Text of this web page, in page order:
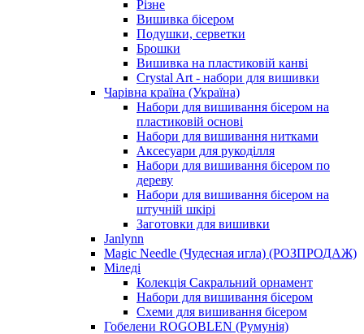
Різне
Вишивка бісером
Подушки, серветки
Брошки
Вишивка на пластиковій канві
Crystal Art - набори для вишивки
Чарівна країна (Україна)
Набори для вишивання бісером на
пластиковій основі
Набори для вишивання нитками
Аксесуари для рукоділля
Набори для вишивання бісером по
дереву
Набори для вишивання бісером на
штучній шкірі
Заготовки для вишивки
Janlynn
Magic Needle (Чудесная игла) (РОЗПРОДАЖ)
Міледі
Колекція Сакральний орнамент
Набори для вишивання бісером
Схеми для вишивання бісером
Гобелени ROGOBLEN (Румунія)